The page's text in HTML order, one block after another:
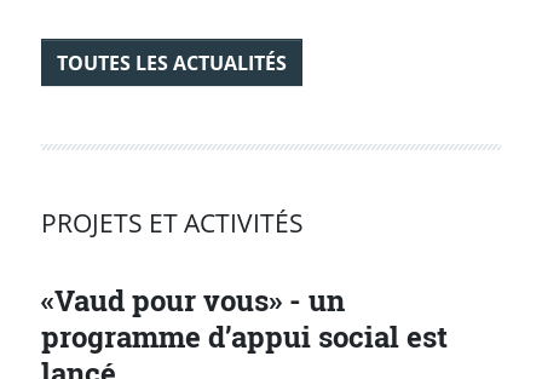
TOUTES LES ACTUALITÉS
PROJETS ET ACTIVITÉS
«Vaud pour vous» - un
programme d’appui social est